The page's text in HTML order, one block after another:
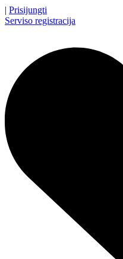
| Prisijungti
Serviso registracija